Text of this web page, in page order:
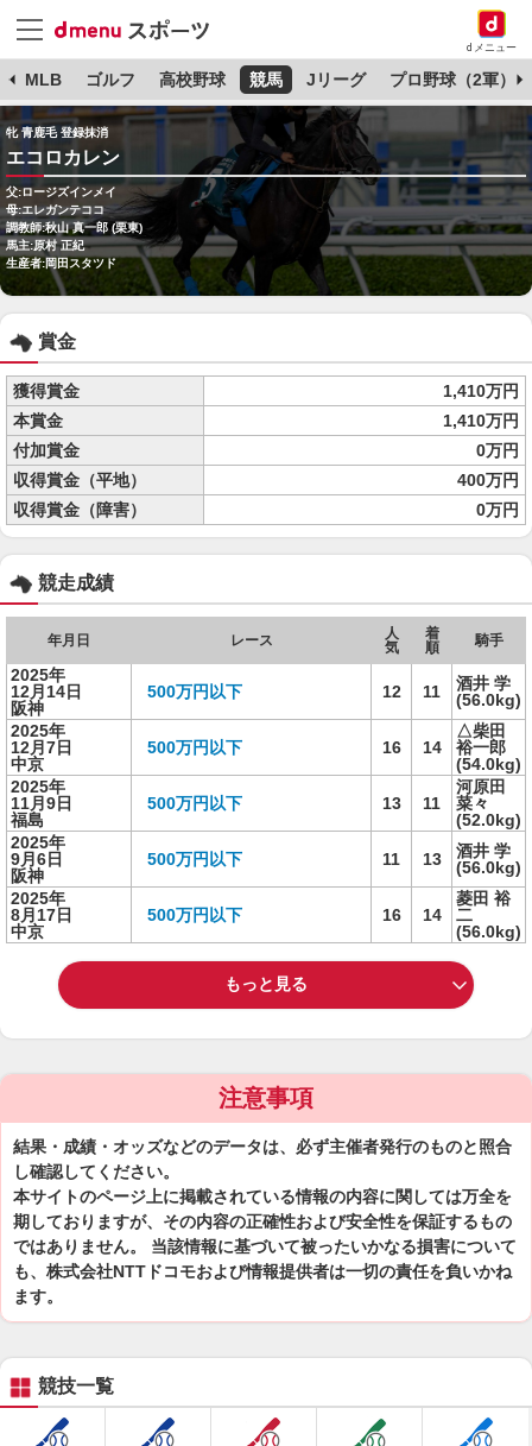
dメニュー
MLB ゴルフ 高校野球 競馬 Jリーグ プロ野球（2軍）
牝 青鹿毛 登録抹消
エコロカレン
父:ロージズインメイ
母:エレガンテココ
調教師:秋山 真一郎 (栗東)
馬主:原村 正紀
生産者:岡田スタツド
賞金
獲得賞金
1,410万円
本賞金
1,410万円
付加賞金
0万円
収得賞金（平地）
400万円
収得賞金（障害）
0万円
競走成績
年月日 レース
人
気
着
順
騎手
2025年
12月14日
阪神
500万円以下 12 11
酒井 学
(56.0kg)
2025年
12月7日
中京
500万円以下 16 14
△柴田
裕一郎
(54.0kg)
2025年
11月9日
福島
500万円以下 13 11
河原田
菜々
(52.0kg)
2025年
9月6日
阪神
500万円以下 11 13
酒井 学
(56.0kg)
2025年
8月17日
中京
500万円以下 16 14
菱田 裕
二
(56.0kg)
もっと見る
注意事項
結果・成績・オッズなどのデータは、必ず主催者発行のものと照合
し確認してください。
本サイトのページ上に掲載されている情報の内容に関しては万全を
期しておりますが、その内容の正確性および安全性を保証するもの
ではありません。 当該情報に基づいて被ったいかなる損害について
も、株式会社NTTドコモおよび情報提供者は一切の責任を負いかね
ます。
競技一覧